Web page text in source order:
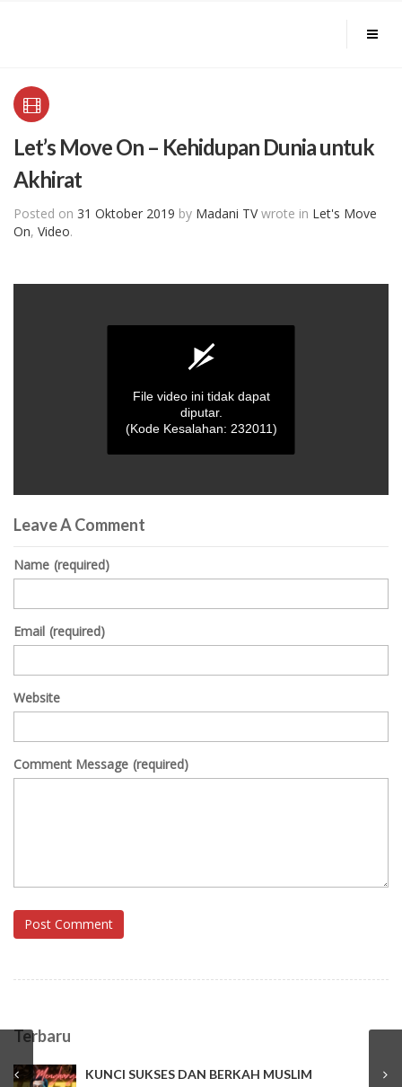
Let’s Move On – Kehidupan Dunia untuk
Akhirat
Posted on 31 Oktober 2019 by Madani TVwrote in Let's Move
On, Video.
seconds
of
seconds
File video ini tidak dapat
diputar.
(Kode Kesalahan: 232011)
Leave A Comment
Name (required)
Email (required)
Website
Comment Message (required)
Post Comment
Terbaru
KUNCI SUKSES DAN BERKAH MUSLIM